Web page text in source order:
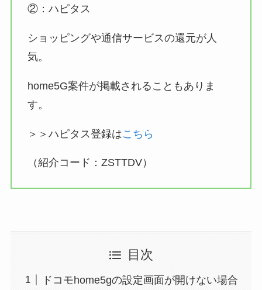
②：ハピタス
ショッピングや通信サービスの還元が人
気。
home5G案件が掲載されることもありま
す。
＞＞ハピタス登録はこちら
（紹介コード：ZSTTDV）
目次
ドコモhome5gの設定画面が開けない場合